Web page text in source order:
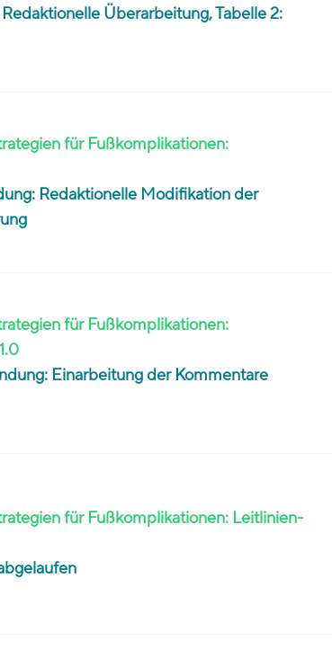
Überarbeitung, Tabelle 2:
für Fußkomplikationen:
Redaktionelle Modifikation der
für Fußkomplikationen:
Einarbeitung der Kommentare
für Fußkomplikationen: Leitlinien-